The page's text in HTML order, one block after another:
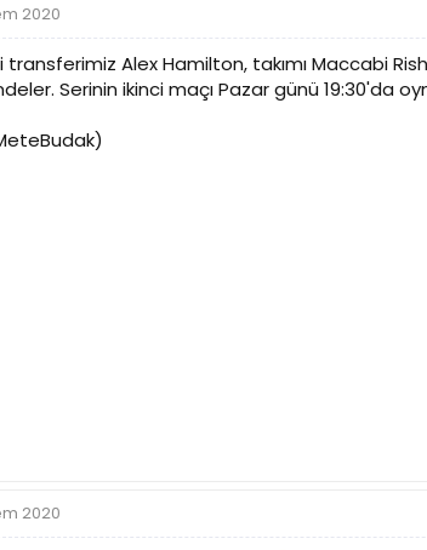
2020
transferimiz Alex Hamilton, takımı Maccabi
Serinin ikinci maçı Pazar günü 19:30'da
2020